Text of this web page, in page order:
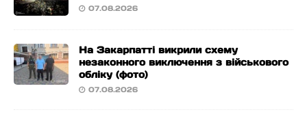
07.08.2026
На Закарпатті викрили схему
незаконного виключення з військового
обліку (фото)
07.08.2026